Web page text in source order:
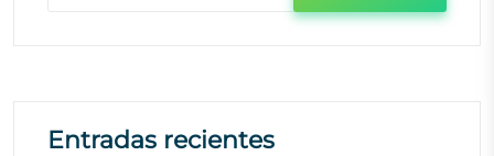
Entradas recientes